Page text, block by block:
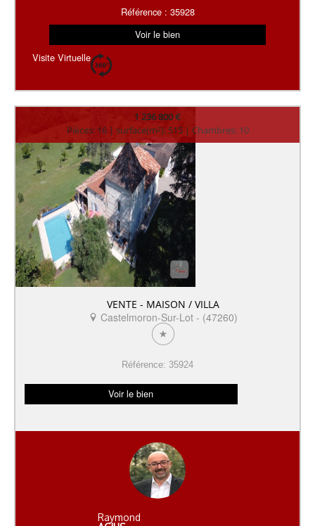
Référence : 35928
Voir le bien
Visite Virtuelle
1 236 800 €
Pièces: 16 | surface(m²): 515 | Chambres: 10
VENTE - MAISON / VILLA
Castelmoron-Sur-Lot - (47260)
Référence: 35924
Voir le bien
Raymond